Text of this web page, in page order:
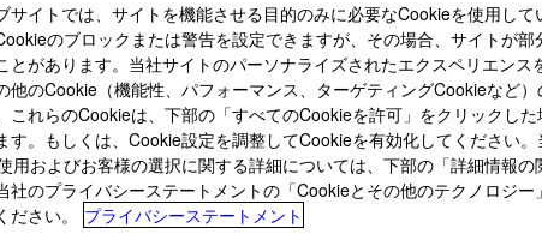
購入オプション
is applicable in wax remediation treatments,
サイトでは、サイトを機能させる目的のみに必要なCookieを使用して
のブロックまたは警告を設定できますが、その場合、サイトが部
とがあります。当社サイトのパーソナライズされたエクスペリエンス
他のCookie（機能性、パフォーマンス、ターゲティングCookieなど
これらのCookieは、下部の「すべてのCookieを許可」をクリックし
す。もしくは、Cookie設定を調整してCookieを有効化してください。
用およびお客様の選択に関する詳細については、下部の「詳細情報の
社のプライバシーステートメントの「Cookieとその他のテクノロジー
ださい。
プライバシーステートメント